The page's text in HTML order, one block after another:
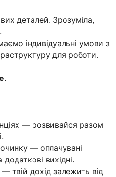
деталей. Зрозуміла,
індивідуальні умови з
для роботи.
— розвивайся разом
— оплачувані
додаткові вихідні.
твій дохід залежить від